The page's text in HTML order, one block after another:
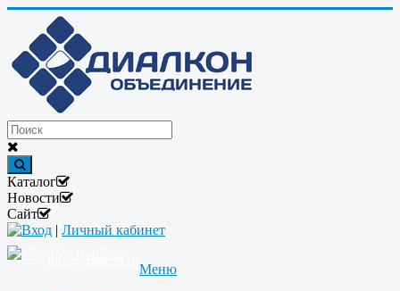
Каталог
Новости
Сайт
Вход | Личный кабинет
Меню